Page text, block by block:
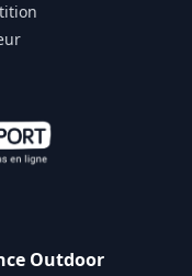
Outdoor